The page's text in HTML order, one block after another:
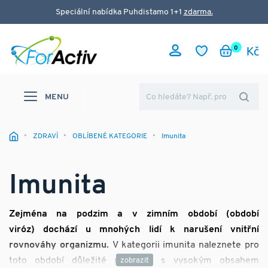
Speciální nabídka Puhdistamo 1+1 zdarma.
0
MENU
ZDRAVÍ OBLÍBENÉ KATEGORIE Imunita
Imunita
Zejména na podzim a v zimním období (období
viróz) dochází u mnohých lidí k narušení vnitřní
rovnováhy organizmu. V kategorii imunita naleznete pro
toto období důležité produkty s vysokým obsahem